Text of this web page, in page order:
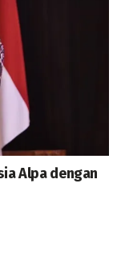
Alpa dengan